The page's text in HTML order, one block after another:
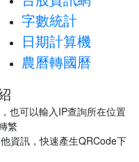
字數統計
日期計算機
農曆轉國曆
也可以輸入IP查詢所在位置
繁
資訊，快速產生QRCode下